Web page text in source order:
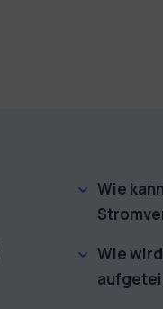
Wie
Wie